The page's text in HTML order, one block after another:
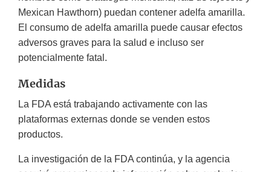
Mexican Hawthorn) puedan contener adelfa amarilla.
El consumo de adelfa amarilla puede causar efectos
adversos graves para la salud e incluso ser
potencialmente fatal.
Medidas
La FDA está trabajando activamente con las
plataformas externas donde se venden estos
productos.
La investigación de la FDA continúa, y la agencia